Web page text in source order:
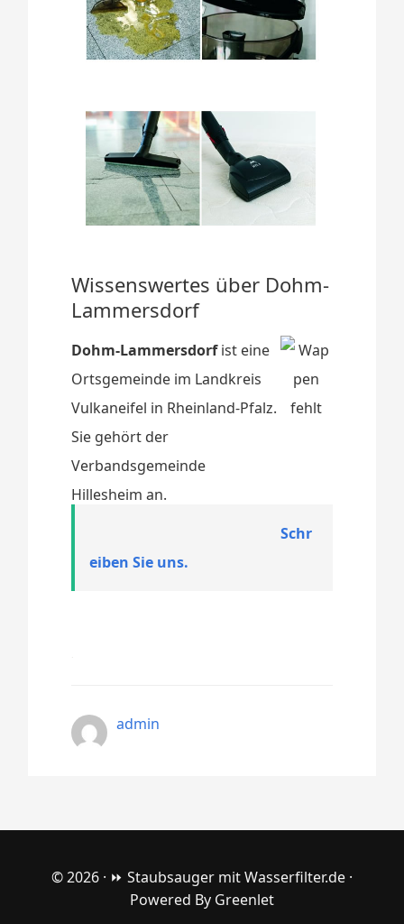
Wissenswertes über Dohm-
Lammersdorf
Dohm-Lammersdorfist eine
Ortsgemeinde im Landkreis
Vulkaneifel in Rheinland-Pfalz.
Sie gehört der
Verbandsgemeinde
Hillesheim an.
Schr
eiben Sie uns.
admin
© 2026 · ⏩ Staubsauger mit Wasserfilter.de ·
Powered By Greenlet